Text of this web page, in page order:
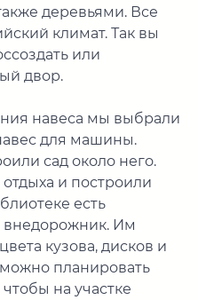
деревьями. Все
климат. Так вы
или
двор.
навеса мы выбрали
для машины.
сад около него.
и построили
есть
внедорожник. Им
кузова, дисков и
планировать
на участке